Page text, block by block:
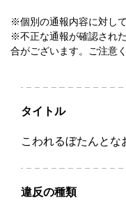
※個別の通報内容に対し
※不正な通報が確認され
合がございます。ご注意く
タイトル
こわれるぼたんとな
違反の種類